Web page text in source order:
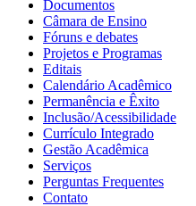
Documentos
Câmara de Ensino
Fóruns e debates
Projetos e Programas
Editais
Calendário Acadêmico
Permanência e Êxito
Inclusão/Acessibilidade
Currículo Integrado
Gestão Acadêmica
Serviços
Perguntas Frequentes
Contato